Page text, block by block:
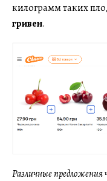
килограмм таких
гривен.
Различные